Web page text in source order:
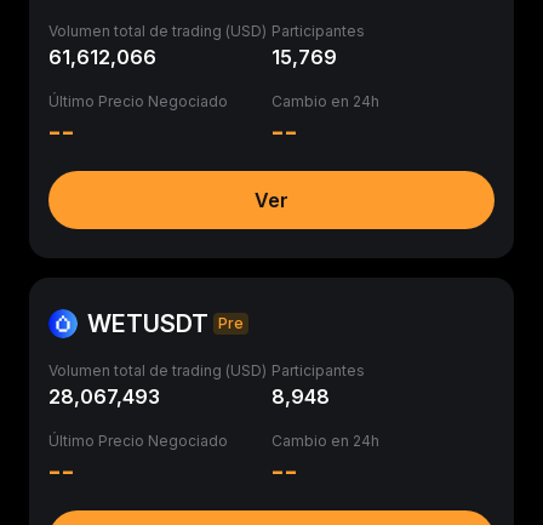
Volumen total de trading (USD)
61,612,066
Participantes
15,769
Último Precio Negociado
--
Cambio en 24h
--
Ver
WETUSDT Pre
Volumen total de trading (USD)
28,067,493
Participantes
8,948
Último Precio Negociado
--
Cambio en 24h
--